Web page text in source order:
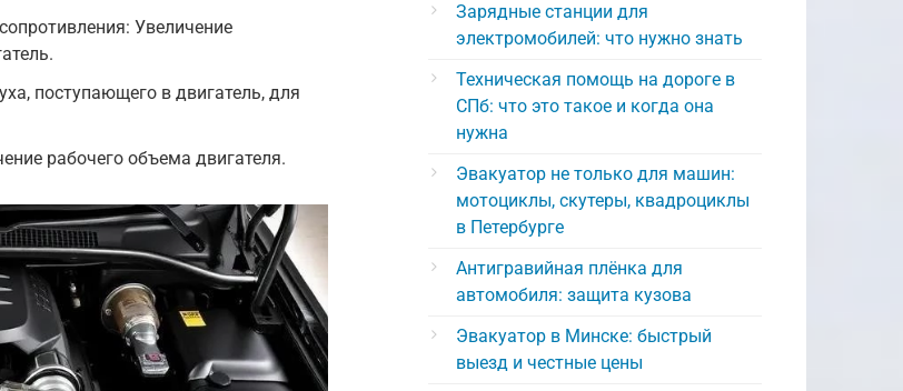
Увеличение
поступающего в двигатель, для
рабочего объема двигателя.
Зарядные станции для
электромобилей: что нужно знать
Техническая помощь на дороге в
СПб: что это такое и когда она
нужна
Эвакуатор не только для машин:
мотоциклы, скутеры, квадроциклы
в Петербурге
Антигравийная плёнка для
автомобиля: защита кузова
Эвакуатор в Минске: быстрый
выезд и честные цены